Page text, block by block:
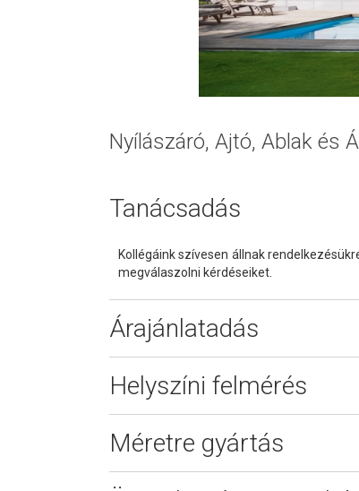
Nyílászáró, Ajtó, Ablak és
Tanácsadás
Kollégáink szívesen állnak
megválaszolni kérdéseiket.
Árajánlatadás
Helyszíni felmérés
Méretre gyártás